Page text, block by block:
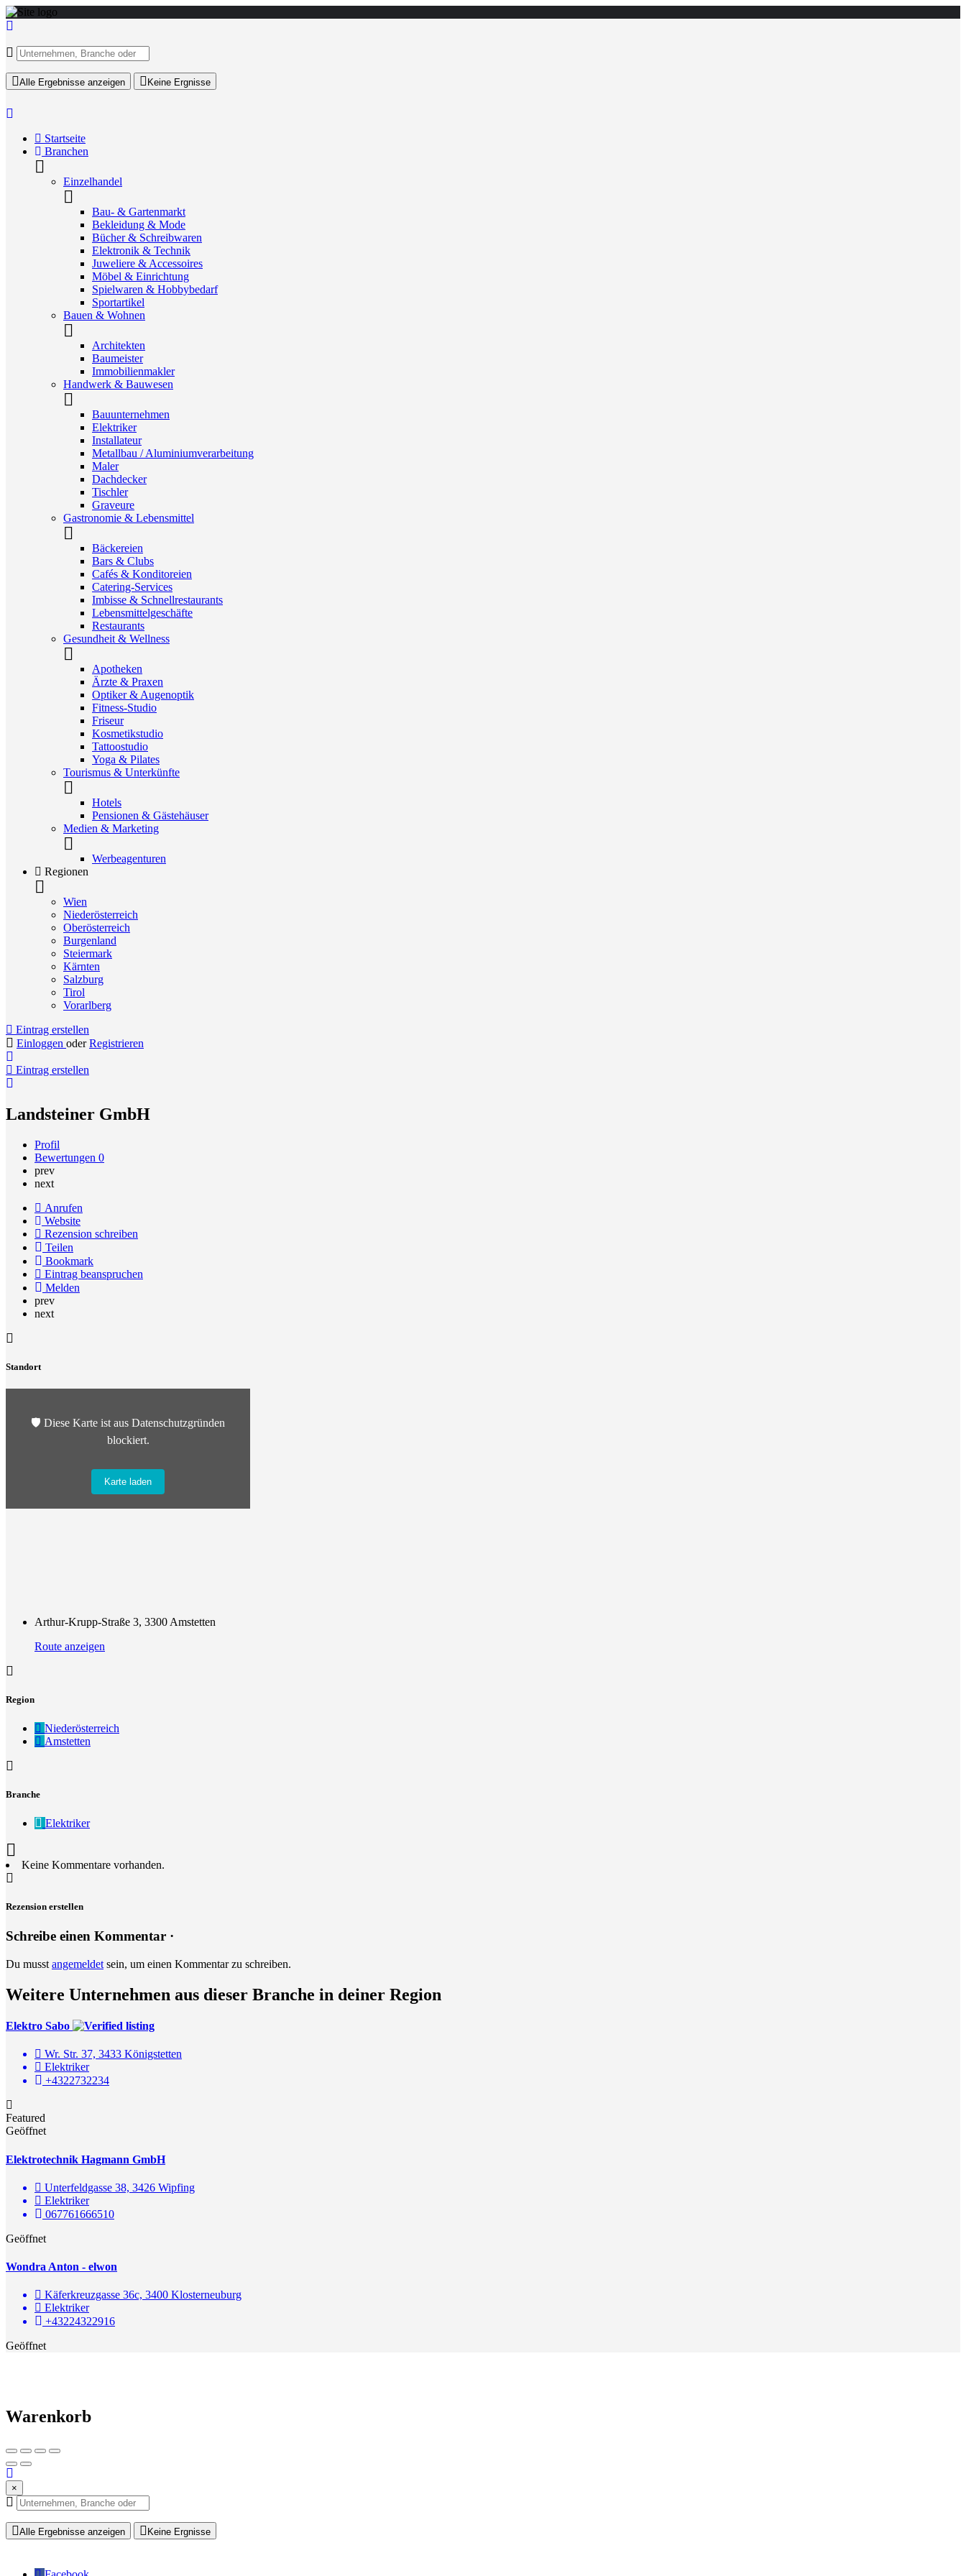
Alle Ergebnisse anzeigen Keine Ergnisse
Startseite
Branchen
Einzelhandel
Bau- & Gartenmarkt
Bekleidung & Mode
Bücher & Schreibwaren
Elektronik & Technik
Juweliere & Accessoires
Möbel & Einrichtung
Spielwaren & Hobbybedarf
Sportartikel
Bauen & Wohnen
Architekten
Baumeister
Immobilienmakler
Handwerk & Bauwesen
Bauunternehmen
Elektriker
Installateur
Metallbau / Aluminiumverarbeitung
Maler
Dachdecker
Tischler
Graveure
Gastronomie & Lebensmittel
Bäckereien
Bars & Clubs
Cafés & Konditoreien
Catering-Services
Imbisse & Schnellrestaurants
Lebensmittelgeschäfte
Restaurants
Gesundheit & Wellness
Apotheken
Ärzte & Praxen
Optiker & Augenoptik
Fitness-Studio
Friseur
Kosmetikstudio
Tattoostudio
Yoga & Pilates
Tourismus & Unterkünfte
Hotels
Pensionen & Gästehäuser
Medien & Marketing
Werbeagenturen
Regionen
Wien
Niederösterreich
Oberösterreich
Burgenland
Steiermark
Kärnten
Salzburg
Tirol
Vorarlberg
Eintrag erstellen
Einloggen oder Registrieren
Eintrag erstellen
Landsteiner GmbH
Profil
Bewertungen 0
prev
next
Anrufen
Website
Rezension schreiben
Teilen
Bookmark
Eintrag beanspruchen
Melden
prev
next
Standort
🛡️ Diese Karte ist aus Datenschutzgründen
blockiert.
Karte laden
Arthur-Krupp-Straße 3, 3300 Amstetten
Route anzeigen
Region
Niederösterreich
Amstetten
Branche
Elektriker
Keine Kommentare vorhanden.
Rezension erstellen
Schreibe einen Kommentar ·
Du musst angemeldet sein, um einen Kommentar zu schreiben.
Weitere Unternehmen aus dieser Branche in deiner Region
Elektro Sabo
Wr. Str. 37, 3433 Königstetten
Elektriker
+4322732234
Featured
Geöffnet
Elektrotechnik Hagmann GmbH
Unterfeldgasse 38, 3426 Wipfing
Elektriker
067761666510
Geöffnet
Wondra Anton - elwon
Käferkreuzgasse 36c, 3400 Klosterneuburg
Elektriker
+43224322916
Geöffnet
Warenkorb
×
Alle Ergebnisse anzeigen Keine Ergnisse